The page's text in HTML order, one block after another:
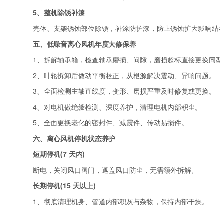
5、整机除锈补漆
壳体、支架锈蚀部位除锈，补涂防护漆，防止锈蚀扩大影响结
五、低噪音离心风机年度大修保养
1、拆解轴承箱，检查轴承磨损、间隙，磨损超标直接更换同
2、叶轮拆卸后做动平衡校正，从根源解决震动、异响问题。
3、全面检测主轴直线度，变形、磨损严重及时修复或更换。
4、对电机做绝缘检测、深度养护，清理电机内部积尘。
5、全面更换老化的密封件、减震件、传动易损件。
六、离心风机停机状态养护
短期停机(7 天内)
断电，关闭风口阀门，遮盖风口防尘，无需额外拆解。
长期停机(15 天以上)
1、彻底清理机身、管道内部积灰与杂物，保持内部干燥。